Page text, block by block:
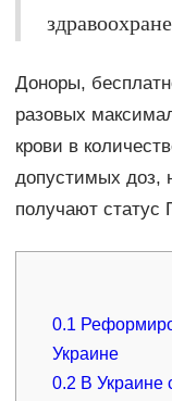
Доноры,
разовых
крови в
допустимых доз,
получают статус
0.1
Украине
0.2 В Украине